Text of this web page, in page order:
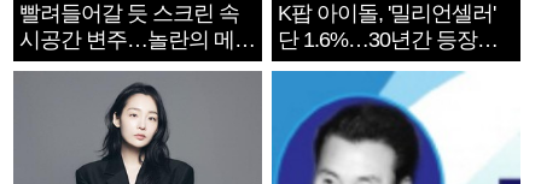
빨려들어갈 듯 스크린 속
시공간 변주…놀란의 메시
지는 ‘전쟁 속죄’
K팝 아이돌, '밀리언셀러'
단 1.6%…30년간 등장
1182개팀 전수조사